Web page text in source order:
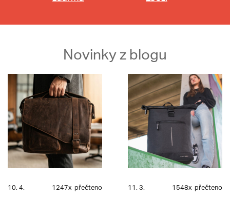
Novinky z blogu
10. 4. 1247x přečteno 11. 3. 1548x přečteno